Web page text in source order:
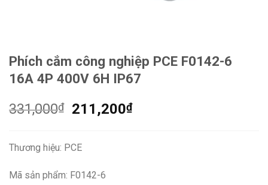
Phích cắm công nghiệp PCE F0142-6
16A 4P 400V 6H IP67
331,000₫
Giá
331,000₫.
211,200₫Giá
Thương hiệu: PCE
Mã sản phẩm: F0142-6